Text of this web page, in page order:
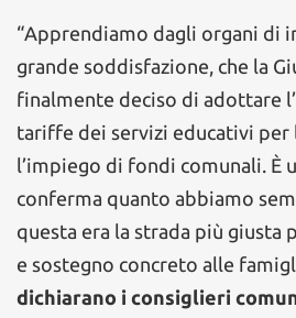
“Apprendiamo dagli organi di
grande soddisfazione, che la
finalmente deciso di adottare
tariffe dei servizi educativi per
l’impiego di fondi comunali. È
conferma quanto abbiamo
questa era la strada più giusta
e sostegno concreto alle
dichiarano i consiglieri